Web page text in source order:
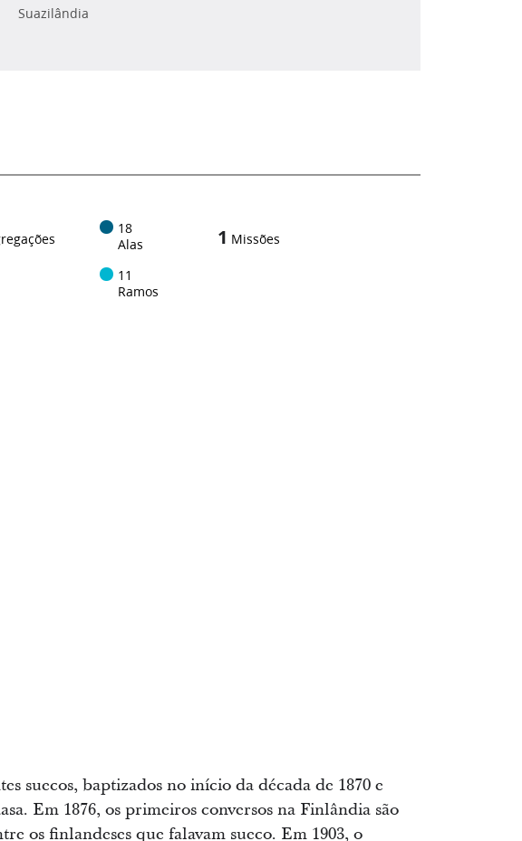
Suazilândia
18
Alas
11
Ramos
1 Missões
suecos, baptizados no início da década de 1870 e
Em 1876, os primeiros conversos na Finlândia são
os finlandeses que falavam sueco. Em 1903, o